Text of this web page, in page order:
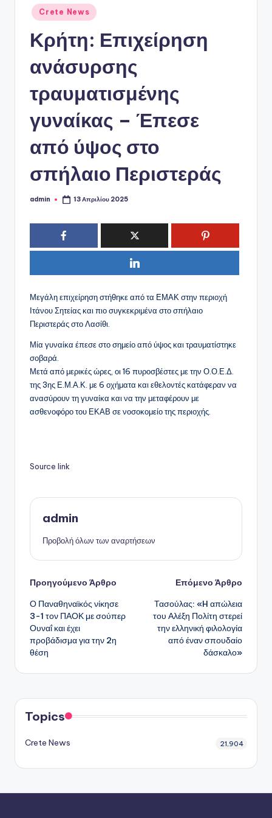
Αναρτήθηκε
σε
Crete News
Κρήτη: Επιχείρηση
ανάσυρσης
τραυματισμένης
γυναίκας – Έπεσε
από ύψος στο
σπήλαιο Περιστεράς
Συγγραφέας:
admin 13 Απριλίου 2025
Μεγάλη επιχείρηση στήθηκε από τα ΕΜΑΚ στην περιοχή
Ιτάνου Σητείας και πιο συγκεκριμένα στο σπήλαιο
Περιστεράς στο Λασίθι.
Μία γυναίκα έπεσε στο σημείο από ύψος και τραυματίστηκε
σοβαρά.
Μετά από μερικές ώρες, οι 16 πυροσβέστες με την Ο.Ο.Ε.Δ.
της 3ης Ε.Μ.Α.Κ. με 6 οχήματα και εθελοντές κατάφεραν να
ανασύρουν τη γυναίκα και να την μεταφέρουν με
ασθενοφόρο του ΕΚΑΒ σε νοσοκομείο της περιοχής.
Source link
admin
Προβολή όλων των αναρτήσεων
Πλοήγηση
δημοσιεύσεων
Προηγούμενο Άρθρο
Ο Παναθηναϊκός νίκησε
3-1 τον ΠΑΟΚ με σούπερ
Ουναΐ και έχει
προβάδισμα για την 2η
θέση
Επόμενο Άρθρο
Τασούλας: «H απώλεια
του Αλέξη Πολίτη στερεί
την ελληνική φιλολογία
από έναν σπουδαίο
δάσκαλο»
Topics
Crete News 21,904